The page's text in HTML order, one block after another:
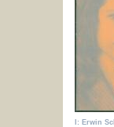
I: Erwin